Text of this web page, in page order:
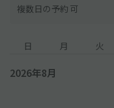
複数日の予約 可
日 月 火
2026年8月